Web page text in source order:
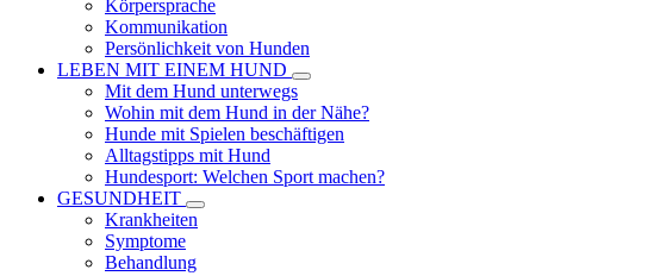
Körpersprache
Kommunikation
Persönlichkeit von Hunden
LEBEN MIT EINEM HUND
Mit dem Hund unterwegs
Wohin mit dem Hund in der Nähe?
Hunde mit Spielen beschäftigen
Alltagstipps mit Hund
Hundesport: Welchen Sport machen?
GESUNDHEIT
Krankheiten
Symptome
Behandlung